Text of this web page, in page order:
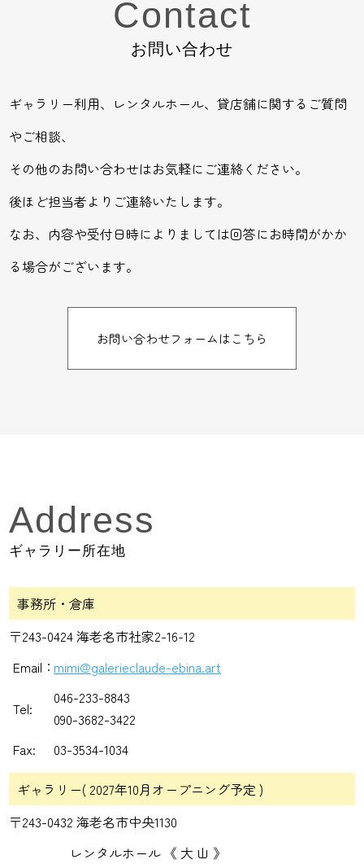
Contact
お問い合わせ
ギャラリー利用、レンタルホール、貸店舗に関するご質問
やご相談、
その他のお問い合わせはお気軽にご連絡ください。
後ほど担当者よりご連絡いたします。
なお、内容や受付日時によりましては回答にお時間がかか
る場合がございます。
お問い合わせフォームはこちら
Address
ギャラリー所在地
事務所・倉庫
〒243-0424 海老名市社家2-16-12
Email：mimi@galerieclaude-ebina.art
Tel:
046-233-8843
090-3682-3422
Fax:
03-3534-1034
ギャラリー( 2027年10月オープニング予定 )
〒243-0432 海老名市中央1130
レンタルホール 《 大 山 》